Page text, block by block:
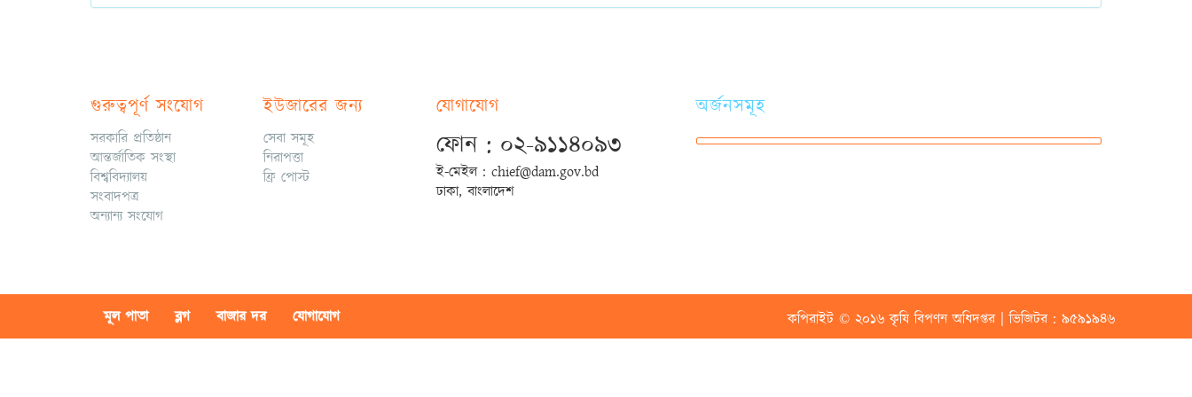
গুরুত্বপূর্ণ সংযোগ
সরকারি প্রতিষ্ঠান
আন্তর্জাতিক সংস্থা
বিশ্ববিদ্যালয়
সংবাদপত্র
অন্যান্য সংযোগ
ইউজারের জন্য
সেবা সমূহ
নিরাপত্তা
ফ্রি পোস্ট
যোগাযোগ
ফোন : ০২-৯১১৪০৯৩
ই-মেইল : chief@dam.gov.bd
ঢাকা, বাংলাদেশ
অর্জনসমূহ
মূল পাতা ব্লগ বাজার দর যোগাযোগ কপিরাইট © ২০১৬ কৃষি বিপণন অধিদপ্তর | ভিজিটর : ৯৫৯১৯৪৬